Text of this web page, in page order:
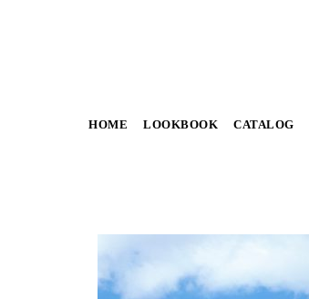
HOME LOOKBOOK CATALOG